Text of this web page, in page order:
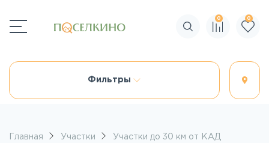
Поиск по сайту
0 0
Фильтры
Главная Участки Участки до 30 км от КАД